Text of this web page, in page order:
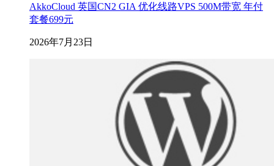
AkkoCloud 英国CN2 GIA 优化线路VPS 500M带宽 年付
套餐699元
2026年7月23日